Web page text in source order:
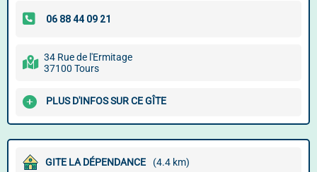
34 Rue de l'Ermitage
37100 Tours
PLUS D'INFOS SUR CE GÎTE
GITE LA DÉPENDANCE (4.4 km)